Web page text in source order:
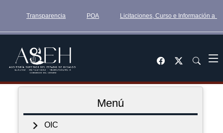
Transparencia POA Licitaciones, Curso e Información a
Menú
OIC